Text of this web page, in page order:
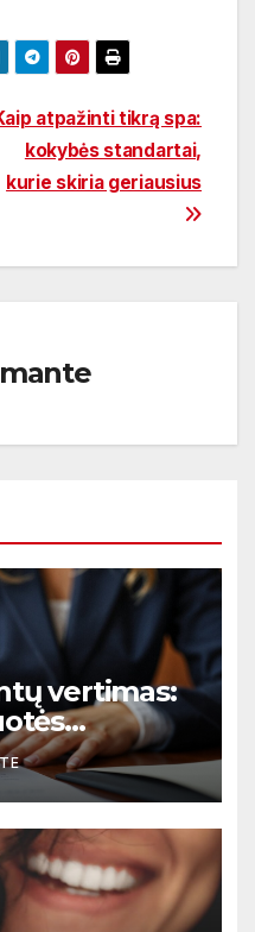
atpažinti tikrą spa:
kokybės standartai,
kurie skiria geriausius
vertimas: